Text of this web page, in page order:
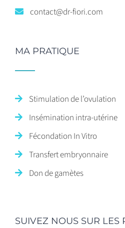
contact@dr-fiori.com
MA PRATIQUE
Stimulation de l’ovulation
Insémination intra-utérine
Fécondation In Vitro
Transfert embryonnaire
Don de gamètes
SUIVEZ NOUS SUR LES